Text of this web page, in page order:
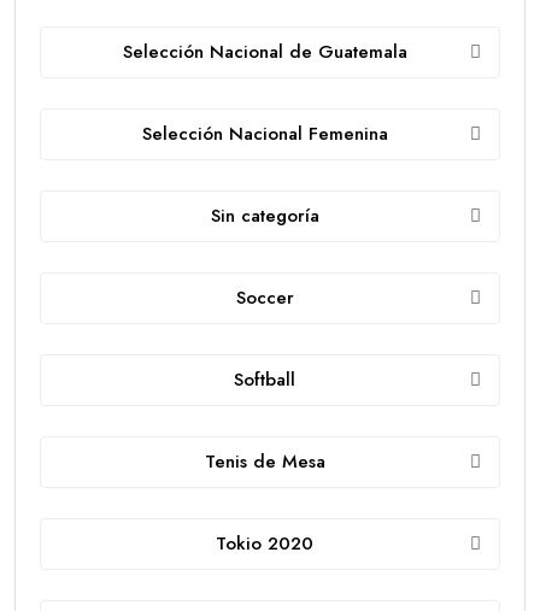
Selección Nacional de Guatemala
Selección Nacional Femenina
Sin categoría
Soccer
Softball
Tenis de Mesa
Tokio 2020